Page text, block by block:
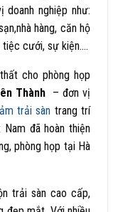
nghiệp như:
hàng, căn hộ
tiệc cưới, sự kiện….
cho phòng họp
Thành– đơn vị
trải sàn trang trí
đã hoàn thiện
phòng họp tại Hà
trải sàn cao cấp,